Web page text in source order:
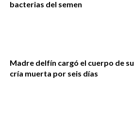
bacterias del semen
Madre delfín cargó el cuerpo de su
cría muerta por seis días